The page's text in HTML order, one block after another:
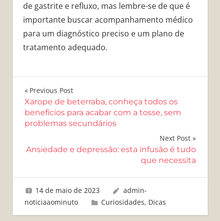
de gastrite e refluxo, mas lembre-se de que é
importante buscar acompanhamento médico
para um diagnóstico preciso e um plano de
tratamento adequado.
Navegação
de
Post
Previous Post
Xarope de beterraba, conheça todos os
benefícios para acabar com a tosse, sem
problemas secundários
Next Post
Ansiedade e depressão: esta infusão é tudo
que necessita
14 de maio de 2023
admin-
noticiaaominuto
Curiosidades, Dicas